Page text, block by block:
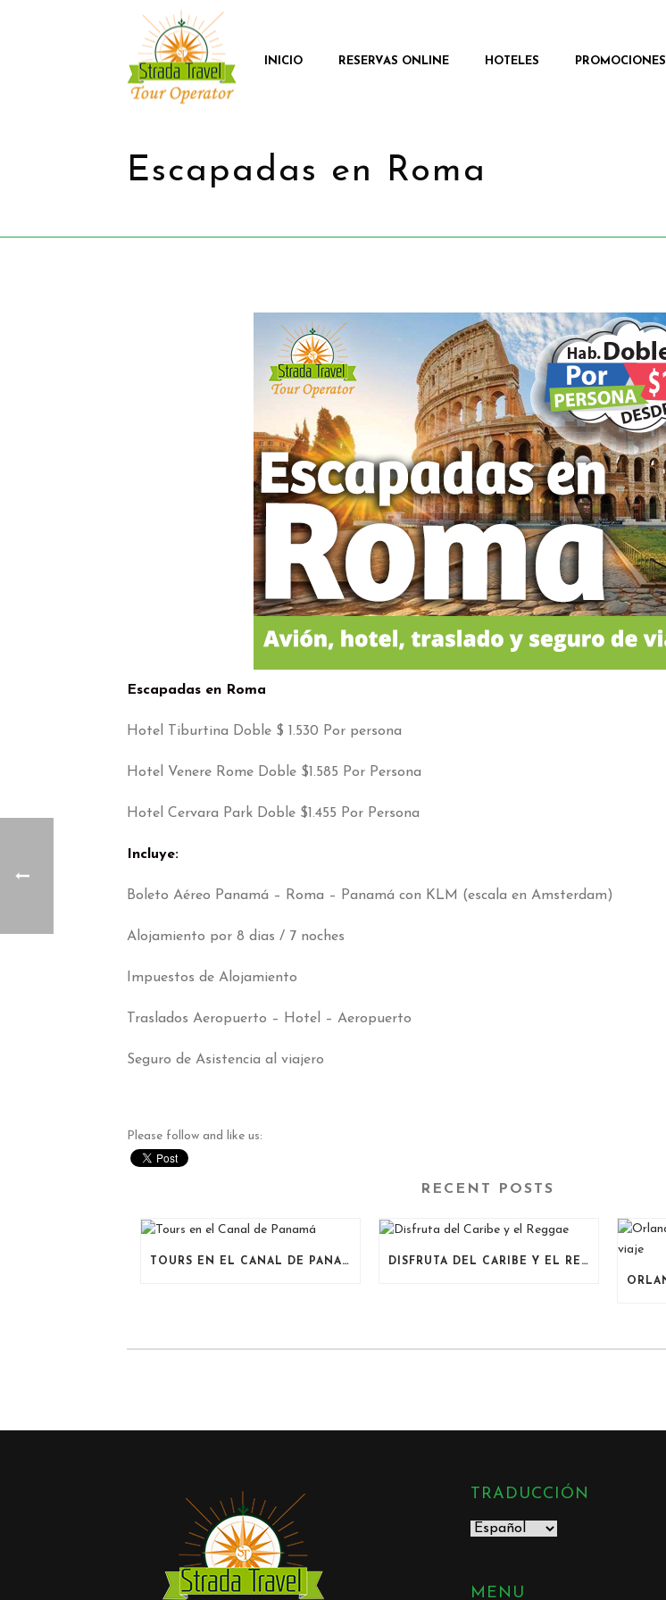
INICIO RESERVAS ONLINE HOTELES PROMOCIONES
Escapadas en Roma
Escapadas en Roma
Hotel Tiburtina Doble $ 1.530 Por persona
Hotel Venere Rome Doble $1.585 Por Persona
Hotel Cervara Park Doble $1.455 Por Persona
Incluye:
Boleto Aéreo Panamá – Roma – Panamá con KLM (escala en Amsterdam)
Alojamiento por 8 dias / 7 noches
Impuestos de Alojamiento
Traslados Aeropuerto – Hotel – Aeropuerto
Seguro de Asistencia al viajero
Please follow and like us:
RECENT POSTS
TOURS EN EL CANAL DE PANAMÁ
DISFRUTA DEL CARIBE Y EL REGGAE
TRADUCCIÓN
MENU